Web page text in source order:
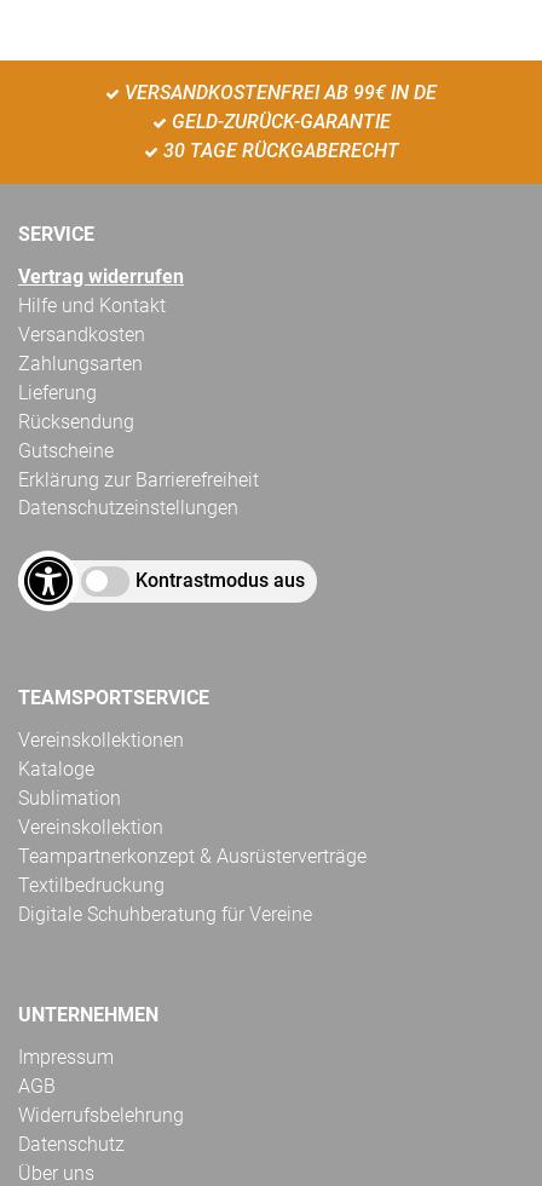
VERSANDKOSTENFREI AB 99€ IN DE
GELD-ZURÜCK-GARANTIE
30 TAGE RÜCKGABERECHT
SERVICE
Vertrag widerrufen
Hilfe und Kontakt
Versandkosten
Zahlungsarten
Lieferung
Rücksendung
Gutscheine
Erklärung zur Barrierefreiheit
Datenschutzeinstellungen
Kontrastmodus aus
TEAMSPORTSERVICE
Vereinskollektionen
Kataloge
Sublimation
Vereinskollektion
Teampartnerkonzept & Ausrüsterverträge
Textilbedruckung
Digitale Schuhberatung für Vereine
UNTERNEHMEN
Impressum
AGB
Widerrufsbelehrung
Datenschutz
Über uns